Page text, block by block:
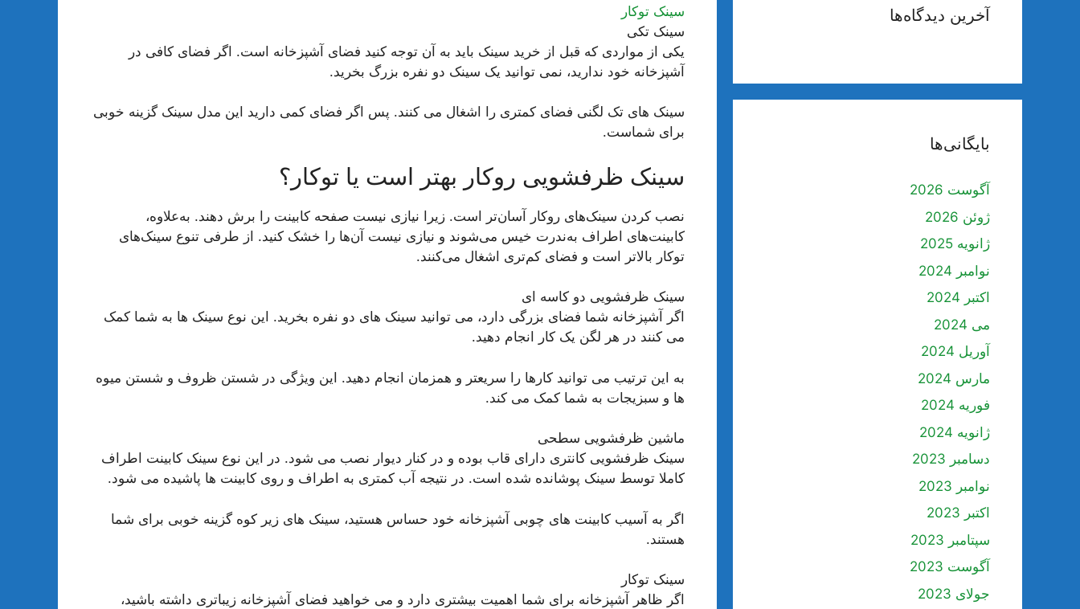
سینک توکار
سینک تکی
یکی از مواردی که قبل از خرید سینک باید به آن توجه کنید فضای آشپزخانه است. اگر فضای کافی در
آشپزخانه خود ندارید، نمی توانید یک سینک دو نفره بزرگ بخرید.
سینک های تک لگنی فضای کمتری را اشغال می کنند. پس اگر فضای کمی دارید این مدل سینک گزینه خوبی
برای شماست.
سینک ظرفشویی روکار بهتر است یا توکار؟
نصب کردن سینک‌های روکار آسان‌تر است. زیرا نیازی نیست صفحه کابینت را برش دهند. به‌علاوه،
کابینت‌های اطراف به‌ندرت خیس می‌شوند و نیازی نیست آن‌ها را خشک کنید. از طرفی تنوع سینک‌های
توکار بالاتر است و فضای کم‌تری اشغال می‌کنند.
سینک ظرفشویی دو کاسه ای
اگر آشپزخانه شما فضای بزرگی دارد، می توانید سینک های دو نفره بخرید. این نوع سینک ها به شما کمک
می کنند در هر لگن یک کار انجام دهید.
به این ترتیب می توانید کارها را سریعتر و همزمان انجام دهید. این ویژگی در شستن ظروف و شستن میوه
ها و سبزیجات به شما کمک می کند.
ماشین ظرفشویی سطحی
سینک ظرفشویی کانتری دارای قاب بوده و در کنار دیوار نصب می شود. در این نوع سینک کابینت اطراف
کاملا توسط سینک پوشانده شده است. در نتیجه آب کمتری به اطراف و روی کابینت ها پاشیده می شود.
اگر به آسیب کابینت های چوبی آشپزخانه خود حساس هستید، سینک های زیر کوه گزینه خوبی برای شما
هستند.
سینک توکار
اگر ظاهر آشپزخانه برای شما اهمیت بیشتری دارد و می خواهید فضای آشپزخانه زیباتری داشته باشید،
آخرین دیدگاه‌ها
بایگانی‌ها
آگوست 2026
ژوئن 2026
ژانویه 2025
نوامبر 2024
اکتبر 2024
می 2024
آوریل 2024
مارس 2024
فوریه 2024
ژانویه 2024
دسامبر 2023
نوامبر 2023
اکتبر 2023
سپتامبر 2023
آگوست 2023
جولای 2023